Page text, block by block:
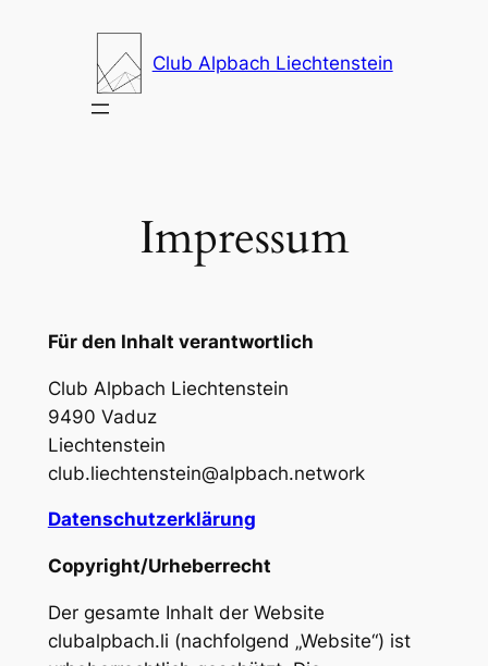
Club Alpbach Liechtenstein
Impressum
Für den Inhalt verantwortlich
Club Alpbach Liechtenstein
9490 Vaduz
Liechtenstein
club.liechtenstein@alpbach.network
Datenschutzerklärung
Copyright/Urheberrecht
Der gesamte Inhalt der Website
clubalpbach.li (nachfolgend „Website“) ist